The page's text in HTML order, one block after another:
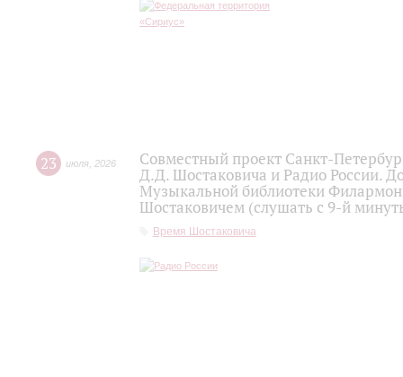
23 июля 2026
Совместный проект Санкт-
Д.Д. Шостаковича и Радио России.
Музыкальной библиотеки
Шостаковичем (слушать с 9-й
Время Шостаковича